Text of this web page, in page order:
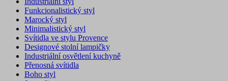
Funkcionalistický styl
Marocký styl
Minimalistický styl
Svítidla ve stylu Provence
Designové stolní lampičky
Industriální osvětlení kuchyně
Přenosná svítidla
Boho styl